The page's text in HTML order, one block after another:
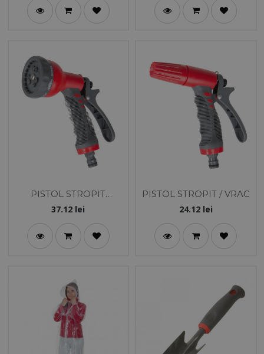
PISTOL STROPIT
MULTIJET / VRAC
37.12 lei
PISTOL STROPIT / VRAC
24.12lei